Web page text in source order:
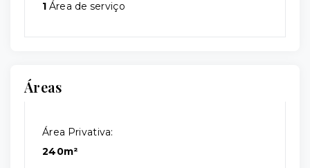
1 Área de serviço
Áreas
Área Privativa:
240m²